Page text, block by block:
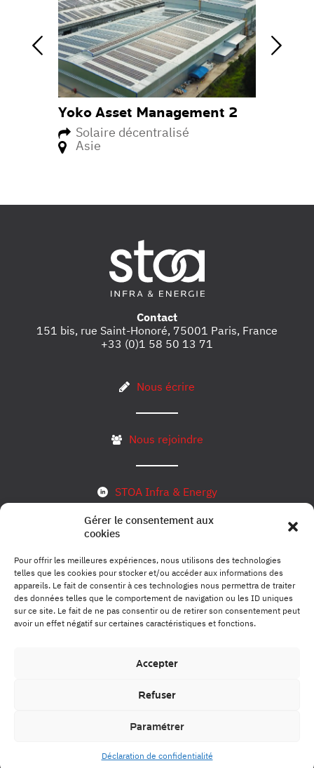
Gérer le consentement aux
cookies
Pour offrir les meilleures expériences, nous utilisons des technologies
telles que les cookies pour stocker et/ou accéder aux informations des
appareils. Le fait de consentir à ces technologies nous permettra de traiter
des données telles que le comportement de navigation ou les ID uniques
sur ce site. Le fait de ne pas consentir ou de retirer son consentement peut
avoir un effet négatif sur certaines caractéristiques et fonctions.
Accepter
Refuser
Paramétrer
Déclaration de confidentialité
Yoko Asset Management 2
Solaire décentralisé
Asie
Contact
151 bis, rue Saint-Honoré, 75001 Paris, France
+33 (0)1 58 50 13 71
Nous écrire
Nous rejoindre
STOA Infra & Energy
Mentions légales